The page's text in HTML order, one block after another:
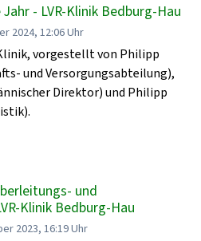
- LVR-Klinik Bedburg-Hau
2024, 12:06 Uhr
vorgestellt von Philipp
und Versorgungsabteilung),
Direktor) und Philipp
und
Klinik Bedburg-Hau
2023, 16:19 Uhr